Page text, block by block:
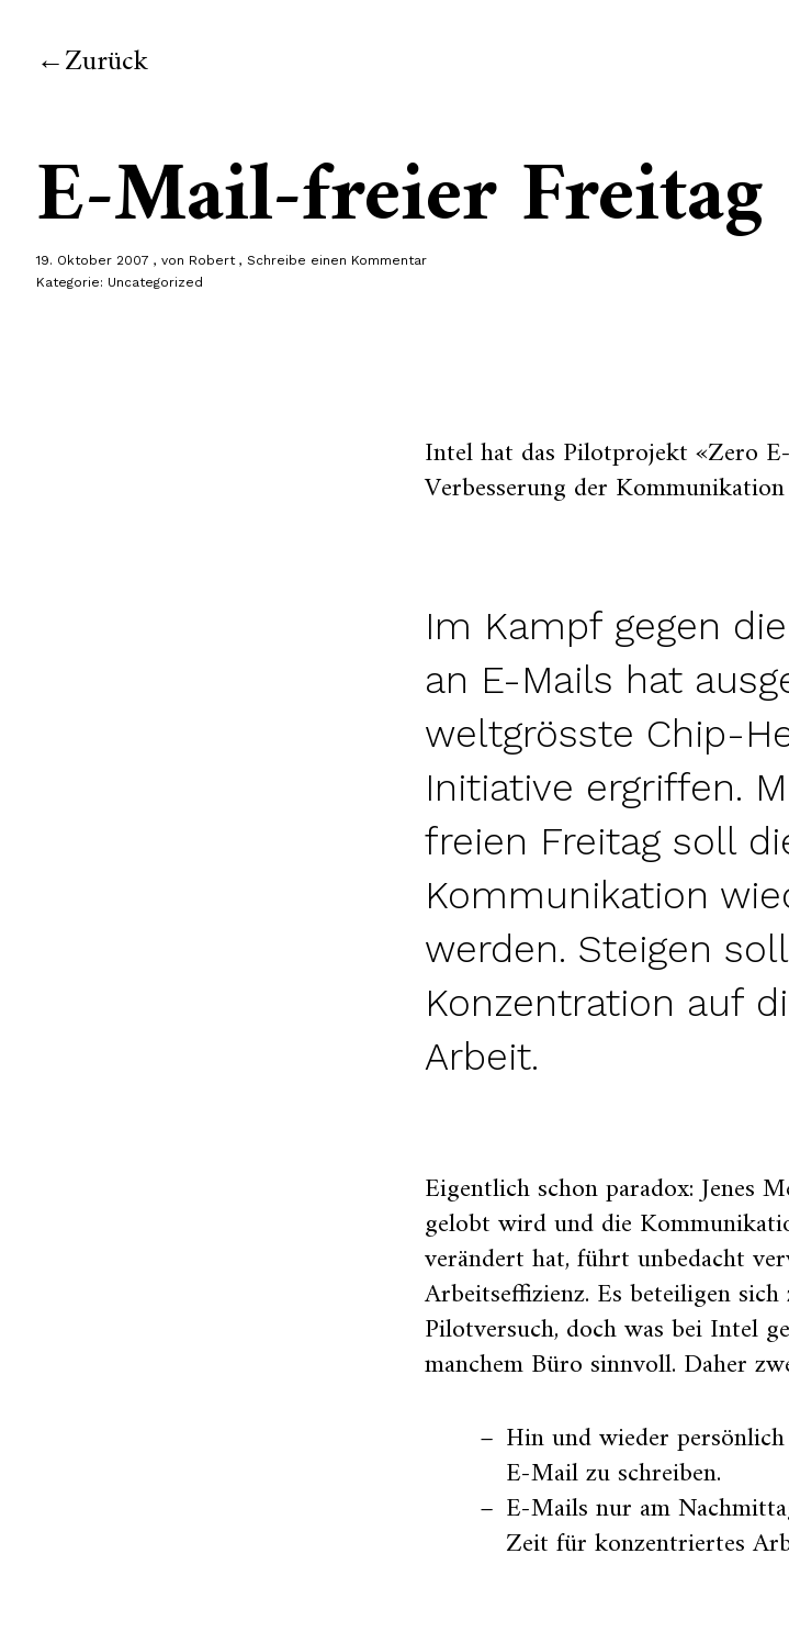
Zurück
E-Mail-freier Freitag
19. Oktober 2007 von Robert
Schreibe einen Kommentar
Kategorie: Uncategorized
Intel hat das Pilotprojekt «Zero
Verbesserung der
Im Kampf gegen
an E-Mails hat
weltgrösste Chip-
Initiative ergriffen.
freien Freitag soll
Kommunikation
werden. Steigen
Konzentration auf
Arbeit.
Eigentlich schon paradox: Jenes
gelobt wird und die
verändert hat, führt unbedacht
Arbeitseffizienz. Es beteiligen
Pilotversuch, doch was bei Intel
manchem Büro sinnvoll. Daher
Hin und wieder
E-Mail zu schreiben.
E-Mails nur am
Zeit für konzentriertes